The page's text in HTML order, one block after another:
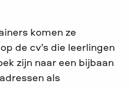
komen ze
de cv’s die leerlingen
zijn naar een bijbaan
als